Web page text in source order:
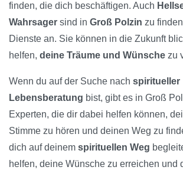
finden, die dich beschäftigen. Auch
Wahrsager sind in Groß Polzin zu
Dienste an. Sie können in die Zukunft
helfen, deine Träume und Wünsche zu
Wenn du auf der Suche nach spiritueller
Lebensberatung bist, gibt es in Groß
Experten, die dir dabei helfen können,
Stimme zu hören und deinen Weg zu
dich auf deinem spirituellen Weg
helfen, deine Wünsche zu erreichen und